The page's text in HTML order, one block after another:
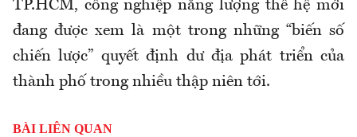
TP.HCM, công nghiệp năng lượng thế hệ mới
đang được xem là một trong những “biến số
chiến lược” quyết định dư địa phát triển của
thành phố trong nhiều thập niên tới.
BÀI LIÊN QUAN